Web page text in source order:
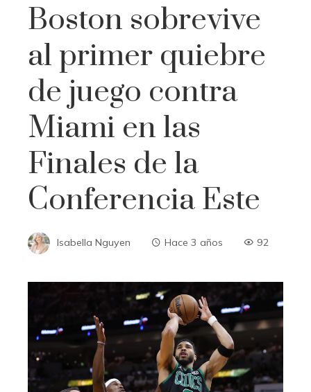
Boston sobrevive
al primer quiebre
de juego contra
Miami en las
Finales de la
Conferencia Este
Isabella Nguyen Hace 3 años 92